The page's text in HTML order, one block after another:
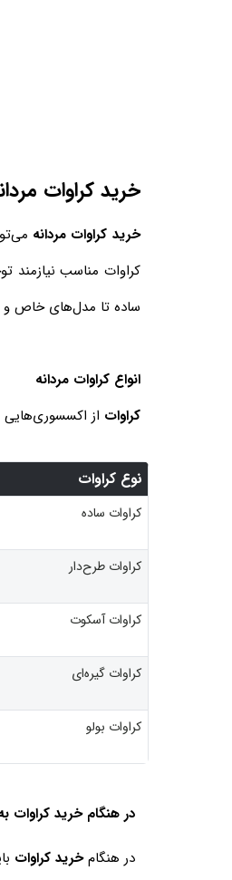
خرید کراوات
خرید کراوات مردانه
کراوات مناسب نیازمند
ساده تا مدل‌های خاص و
انواع کراوات مردانه
کراوات از
نوع کراوات
کراوات ساده
کراوات طرح‌دار
کراوات آسکوت
کراوات گیره‌ای
کراوات بولو
در هنگام خرید کراوات
در هنگامخرید کراوات